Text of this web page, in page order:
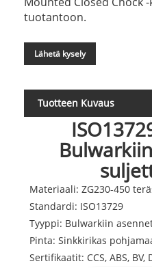
tuotantoon.
Lähetä kysely
Tuotteen Kuvaus
Materiaali: ZG230-450
Standardi: ISO13729
Tyyppi: Bulwarkiin
Pinta: Sinkkirikas
Sertifikaatit: CCS, ABS, BV,